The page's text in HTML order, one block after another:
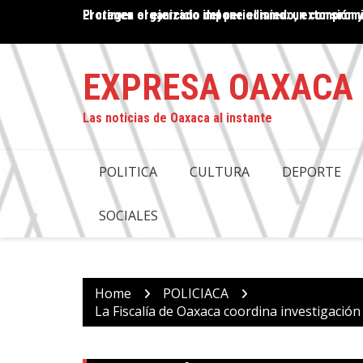
content
El crimen organizado impone el miedo,
PROPUESTA DE DESAPARICIÓN DE PODERES EN
EXPRESA OAXACA
Las noticias de Oaxaca al instante
POLITICA CULTURA DEPORTE
SOCIALES
Home
POLICIACA
La Fiscalía de Oaxaca coordina